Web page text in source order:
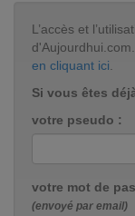
L’accès et
en cliquant ici.
Si vous êtes
votre pseudo :
votre mot de
(envoyé par email)